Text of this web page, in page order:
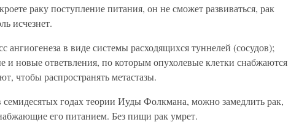
раку поступление питания, он не сможет развиваться, рак
исчезнет.
ангиогенеза в виде системы расходящихся туннелей (сосудов);
и новые ответвления, по которым опухолевые клетки снабжаются
чтобы распространять метастазы.
семидесятых годах теории Иуды Фолкмана, можно замедлить рак,
его питанием. Без пищи рак умрет.